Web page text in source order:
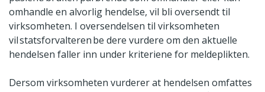
omhandle en alvorlig hendelse, vil bli oversendt til
virksomheten. I oversendelsen til virksomheten
vil statsforvalteren be dere vurdere om den aktuelle
hendelsen faller inn under kriteriene for meldeplikten.
Dersom virksomheten vurderer at hendelsen omfattes